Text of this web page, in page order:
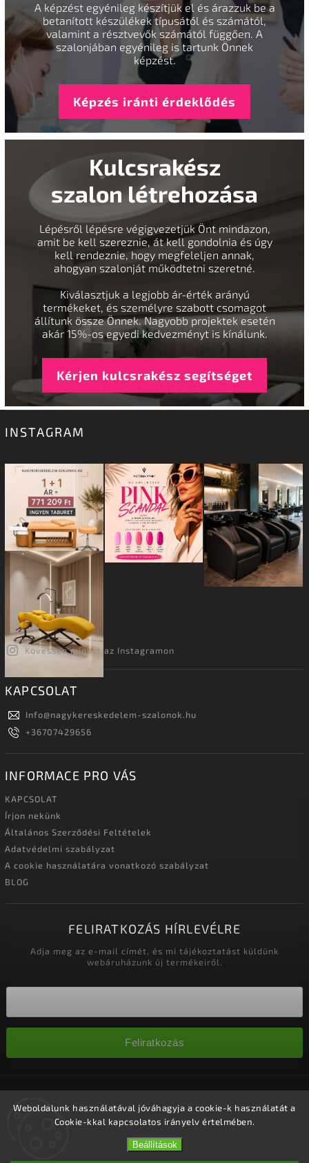
Weboldalunk használatával jóváhagyja a cookie-k használatát a
Cookie-kkal kapcsolatos irányelv értelmében.
Beállítások
A képzést egyénileg készítjük el és árazzuk be a
betanított készülékek típusától és számától,
valamint a résztvevők számától függően. A
szalonjában egyénileg is tartunk Önnek
képzést.
Képzés iránti érdeklődés
Kulcsrakész
szalon létrehozása
Lépésről lépésre végigvezetjük Önt mindazon,
amit be kell szereznie, át kell gondolnia és úgy
kell rendeznie, hogy megfeleljen annak,
ahogyan szalonját működtetni szeretné.
Kiválasztjuk a legjobb ár-érték arányú
termékeket, és személyre szabott csomagot
állítunk össze Önnek. Nagyobb projektek esetén
akár 15%-os egyedi kedvezményt is kínálunk.
Kérjen kulcsrakész segítséget
INSTAGRAM
Kövessen minket az Instagramon
KAPCSOLAT
Info@nagykereskedelem-szalonok.hu
+36707429656
INFORMACE PRO VÁS
KAPCSOLAT
Írjon nekünk
Általános Szerződési Feltételek
Adatvédelmi szabályzat
A cookie használatára vonatkozó szabályzat
BLOG
FELIRATKOZÁS HÍRLEVÉLRE
Adja meg az e-mail címét, és mi tájékoztatást küldünk
webáruházunk új termékeiről.
Feliratkozás
fenntartva.
Süti beállítások szerkesztése
Shoptet| DesignShoptak.cz.